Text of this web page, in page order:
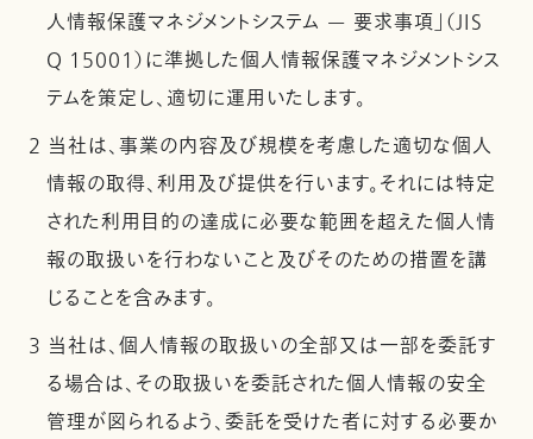
人情報保護マネジメントシステム — 要求事項」（JIS
Q 15001）に準拠した個人情報保護マネジメントシス
テムを策定し、適切に運用いたします。
2 当社は、事業の内容及び規模を考慮した適切な個人
情報の取得、利用及び提供を行います。それには特定
された利用目的の達成に必要な範囲を超えた個人情
報の取扱いを行わないこと及びそのための措置を講
じることを含みます。
3 当社は、個人情報の取扱いの全部又は一部を委託す
る場合は、その取扱いを委託された個人情報の安全
管理が図られるよう、委託を受けた者に対する必要か